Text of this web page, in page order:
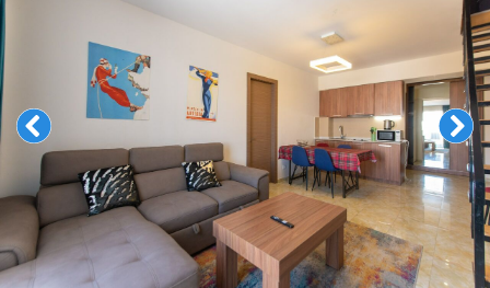
Ski pass
Ski instructors
Ski rent
Ski service
Kids in Gudauri
Après-ski
Events schedule
Join telegram